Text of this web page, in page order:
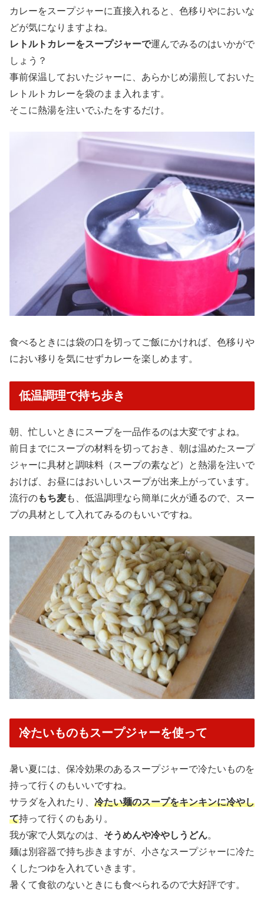
カレーをスープジャーに直接入れると、色移りやにおいな
どが気になりますよね。
レトルトカレーをスープジャーで運んでみるのはいかがで
しょう？
事前保温しておいたジャーに、あらかじめ湯煎しておいた
レトルトカレーを袋のまま入れます。
そこに熱湯を注いでふたをするだけ。
食べるときには袋の口を切ってご飯にかければ、色移りや
におい移りを気にせずカレーを楽しめます。
低温調理で持ち歩き
朝、忙しいときにスープを一品作るのは大変ですよね。
前日までにスープの材料を切っておき、朝は温めたスープ
ジャーに具材と調味料（スープの素など）と熱湯を注いで
おけば、お昼にはおいしいスープが出来上がっています。
流行のもち麦も、低温調理なら簡単に火が通るので、スー
プの具材として入れてみるのもいいですね。
冷たいものもスープジャーを使って
暑い夏には、保冷効果のあるスープジャーで冷たいものを
持って行くのもいいですね。
サラダを入れたり、 冷たい麺のスープをキンキンに冷やし
て持って行くのもあり。
我が家で人気なのは、 そうめんや冷やしうどん。
麺は別容器で持ち歩きますが、小さなスープジャーに冷た
くしたつゆを入れていきます。
暑くて食欲のないときにも食べられるので大好評です。